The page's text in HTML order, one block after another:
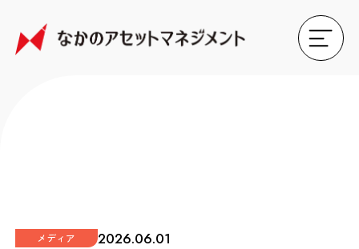
メディア 2026.06.01